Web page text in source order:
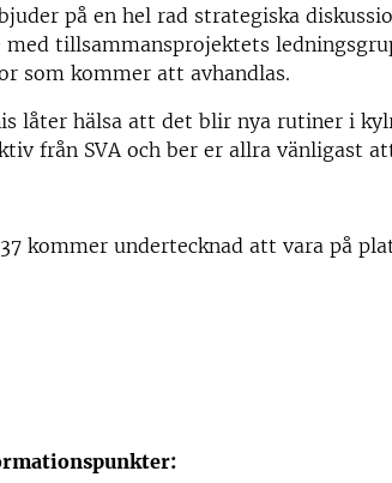
på en hel rad strategiska
tillsammansprojektets
som kommer att avhandlas.
låter hälsa att det blir nya rutiner i
från SVA och ber er allra vänligast
kommer undertecknad att vara på